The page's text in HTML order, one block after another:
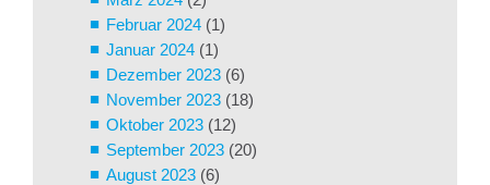
Februar 2024 (1)
Januar 2024 (1)
Dezember 2023 (6)
November 2023 (18)
Oktober 2023 (12)
September 2023 (20)
August 2023 (6)